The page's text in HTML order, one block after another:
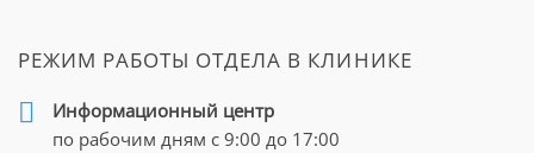
РЕЖИМ РАБОТЫ ОТДЕЛА В КЛИНИКЕ
Информационный центр
по рабочим дням с 9:00 до 17:00